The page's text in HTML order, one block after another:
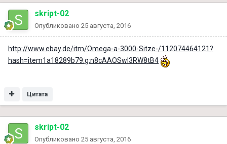
skript-02
Опубликовано 25 августа, 2016
http://www.ebay.de/itm/Omega-a-3000-Sitze-/112074464121?
hash=item1a18289b79:g:n8cAAOSwI3RW8tB4
Цитата
skript-02
Опубликовано 25 августа, 2016